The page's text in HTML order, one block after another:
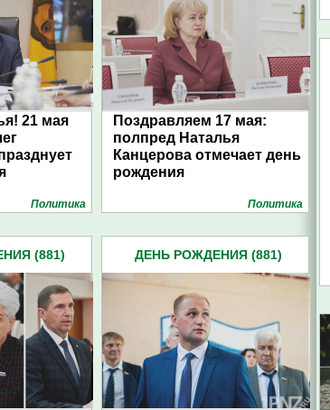
21 мая
Политика
Поздравляем 17 мая:
полпред Наталья
Канцерова отмечает день
рождения
Политика
(881) ДЕНЬ РОЖДЕНИЯ (881)